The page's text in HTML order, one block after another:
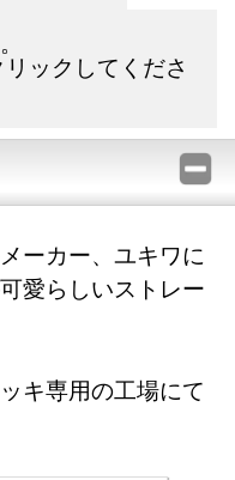
リックしてくださ
ーカー、ユキワに
愛らしいストレー
キ専用の工場にて